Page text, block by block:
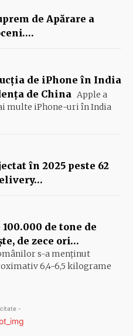
de Apărare a
de iPhone în India
de China Apple a
multe iPhone-uri în India
în 2025 peste 62
de tone de
de zece ori…
s-a menţinut
6,4-6,5 ki­lograme
-